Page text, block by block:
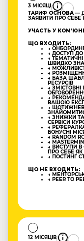
3 МІСЯЦІ
ТАРИФ ОСНОВА —
ЗАЯВИТИ ПРО СЕБЕ
УЧАСТЬ У
ЩО ВХОДИТЬ:
→
→ ДОСТУП ДО
→
ШВИДКО
→
→
→ БАЗА
РЕСУРСІВ
→ ЗМІСТОВНІ
→
ВАШОЮ
→
→ ЗНИЖКИ ТА
СЕРВІСИ
→
БОНУСНІ
→ RANDOM
→
→ ВИСТУПИ В
ПРО СЕБЕ
→ ПОСТИНГ
ЩО НЕ ВХОДИТЬ:
→
→ PEER TO
12 МІСЯЦІВ